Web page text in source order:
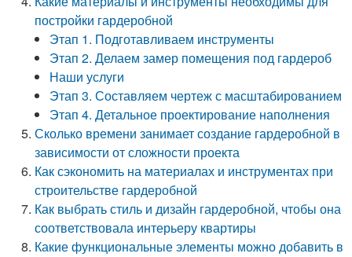
постройки гардеробной
Этап 1. Подготавливаем инструменты
Этап 2. Делаем замер помещения под гардероб
Наши услуги
Этап 3. Составляем чертеж с масштабированием
Этап 4. Детальное проектирование наполнения
Сколько времени занимает создание гардеробной в
зависимости от сложности проекта
Как сэкономить на материалах и инструментах при
строительстве гардеробной
Как выбрать стиль и дизайн гардеробной, чтобы она
соответствовала интерьеру квартиры
Какие функциональные элементы можно добавить в